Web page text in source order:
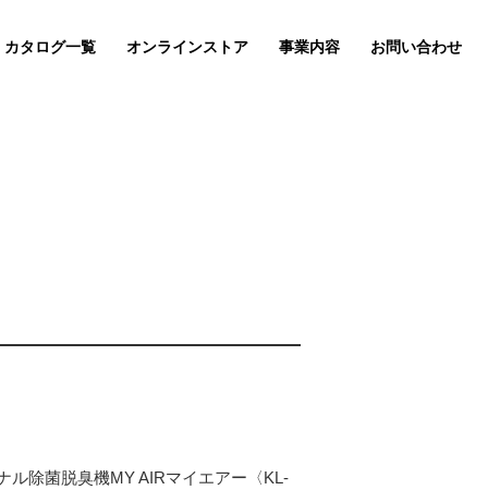
カタログ一覧 オンラインストア 事業内容 お問い合わせ
ル除菌脱臭機MY AIRマイエアー〈KL-